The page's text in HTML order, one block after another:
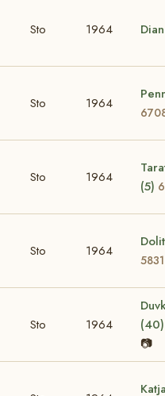
Sto 1964
Sto 1964
Sto 1964
(5)
Sto 1964
5831
Sto 1964
📷